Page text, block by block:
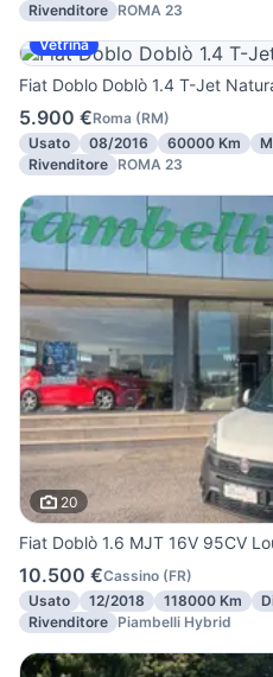
Rivenditore ROMA 23
Vetrina
Fiat Doblo Doblò 1.4 T-Jet
5.900 €Roma (RM)
Usato
08/2016 60000 Km
Rivenditore ROMA 23
20
Fiat Doblò 1.6 MJT 16V 95CV
10.500 €Cassino (FR)
Usato
12/2018 118000 Km
Rivenditore Piambelli Hybrid